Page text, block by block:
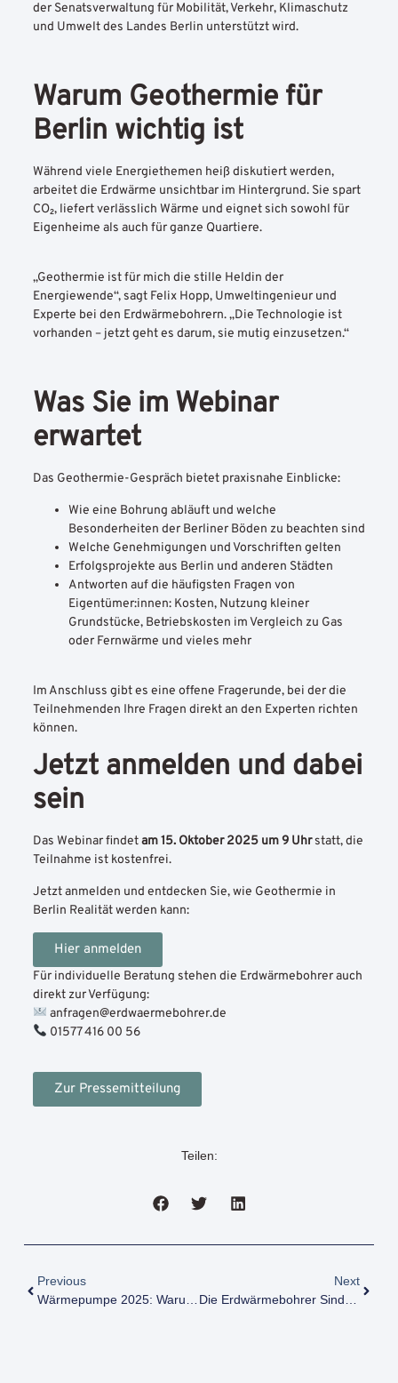
der Senatsverwaltung für Mobilität, Verkehr, Klimaschutz
und Umwelt des Landes Berlin unterstützt wird.
Warum Geothermie für
Berlin wichtig ist
Während viele Energiethemen heiß diskutiert werden,
arbeitet die Erdwärme unsichtbar im Hintergrund. Sie spart
CO₂, liefert verlässlich Wärme und eignet sich sowohl für
Eigenheime als auch für ganze Quartiere.
„Geothermie ist für mich die stille Heldin der
Energiewende“, sagt Felix Hopp, Umweltingenieur und
Experte bei den Erdwärmebohrern. „Die Technologie ist
vorhanden – jetzt geht es darum, sie mutig einzusetzen.“
Was Sie im Webinar
erwartet
Das Geothermie-Gespräch bietet praxisnahe Einblicke:
Wie eine Bohrung abläuft und welche
Besonderheiten der Berliner Böden zu beachten sind
Welche Genehmigungen und Vorschriften gelten
Erfolgsprojekte aus Berlin und anderen Städten
Antworten auf die häufigsten Fragen von
Eigentümer:innen: Kosten, Nutzung kleiner
Grundstücke, Betriebskosten im Vergleich zu Gas
oder Fernwärme und vieles mehr
Im Anschluss gibt es eine offene Fragerunde, bei der die
Teilnehmenden Ihre Fragen direkt an den Experten richten
können.
Jetzt anmelden und dabei
sein
Das Webinar findetam 15. Oktober 2025 um 9 Uhrstatt, die
Teilnahme ist kostenfrei.
Jetzt anmelden und entdecken Sie, wie Geothermie in
Berlin Realität werden kann:
Hier anmelden
Für individuelle Beratung stehen die Erdwärmebohrer auch
direkt zur Verfügung:
anfragen@erdwaermebohrer.de
01577 416 00 56
Zur Pressemitteilung
Teilen:
Previous
Wärmepumpe 2025: Warum Sich Der Umstieg Jetzt Lohnt, Auch Im Altbau
Next
Die Erdwärmebohrer Sind Partner Beim Dena Energiewende-Kongress 2025